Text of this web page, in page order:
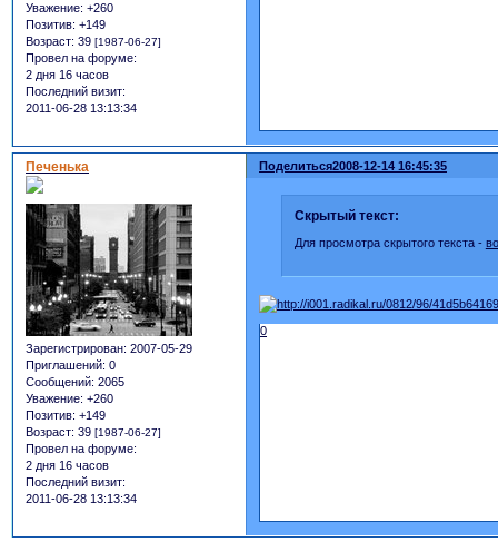
Уважение: +260
Позитив: +149
Возраст: 39 [1987-06-27]
Провел на форуме:
2 дня 16 часов
Последний визит:
2011-06-28 13:13:34
Поделиться2008-12-14 16:45:35
Печенька
Зарегистрирован: 2007-05-29
Приглашений: 0
Сообщений: 2065
Уважение: +260
Позитив: +149
Возраст: 39 [1987-06-27]
Провел на форуме:
2 дня 16 часов
Последний визит:
2011-06-28 13:13:34
Скрытый текст:
Для просмотра скрытого текста -
0